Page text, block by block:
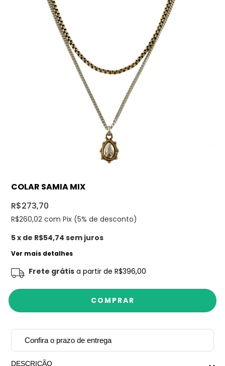
COLAR SAMIA MIX
R$273,70
R$260,02 com Pix (5% de desconto)
5x de R$54,74 sem juros
Ver mais detalhes
Frete grátis a partir de R$396,00
Confira o prazo de entrega
DESCRIÇÃO